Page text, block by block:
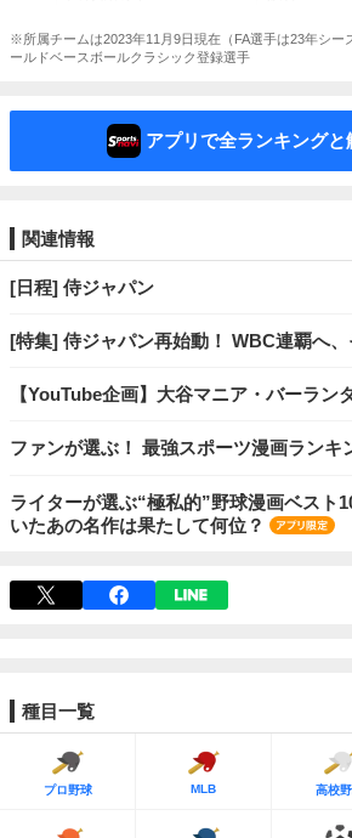
※所属チームは2023年11月9日現在（FA選手は23年シ
ールドベースボールクラシック登録選手
アプリで全ランキングと
関連情報
[日程] 侍ジャパン
[特集] 侍ジャパン再始動！ WBC連覇へ、
【YouTube企画】大谷マニア・バーラン
ファンが選ぶ！ 最強スポーツ漫画ランキ
ライターが選ぶ“極私的”野球漫画ベス
いたあの名作は果たして何位？
種目一覧
プロ野球 MLB 高校